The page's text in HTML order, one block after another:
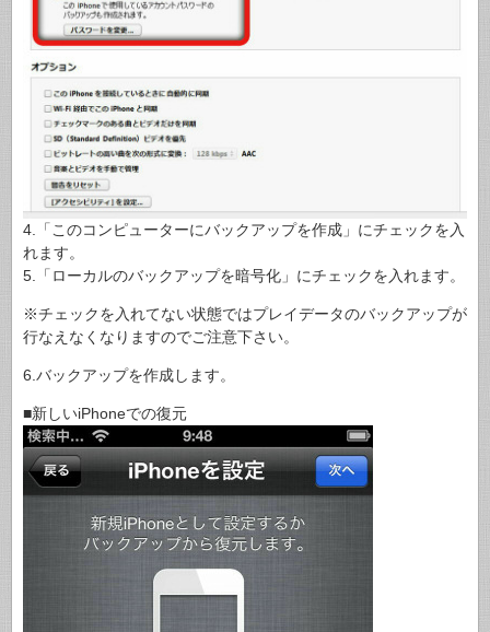
4.「このコンピューターにバックアップを作成」にチェックを入
れます。
5.「ローカルのバックアップを暗号化」にチェックを入れます。
※チェックを入れてない状態ではプレイデータのバックアップが
行なえなくなりますのでご注意下さい。
6.バックアップを作成します。
■新しいiPhoneでの復元